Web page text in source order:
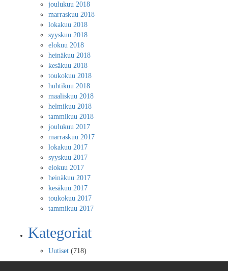
joulukuu 2018
marraskuu 2018
lokakuu 2018
syyskuu 2018
elokuu 2018
heinäkuu 2018
kesäkuu 2018
toukokuu 2018
huhtikuu 2018
maaliskuu 2018
helmikuu 2018
tammikuu 2018
joulukuu 2017
marraskuu 2017
lokakuu 2017
syyskuu 2017
elokuu 2017
heinäkuu 2017
kesäkuu 2017
toukokuu 2017
tammikuu 2017
Kategoriat
Uutiset (718)